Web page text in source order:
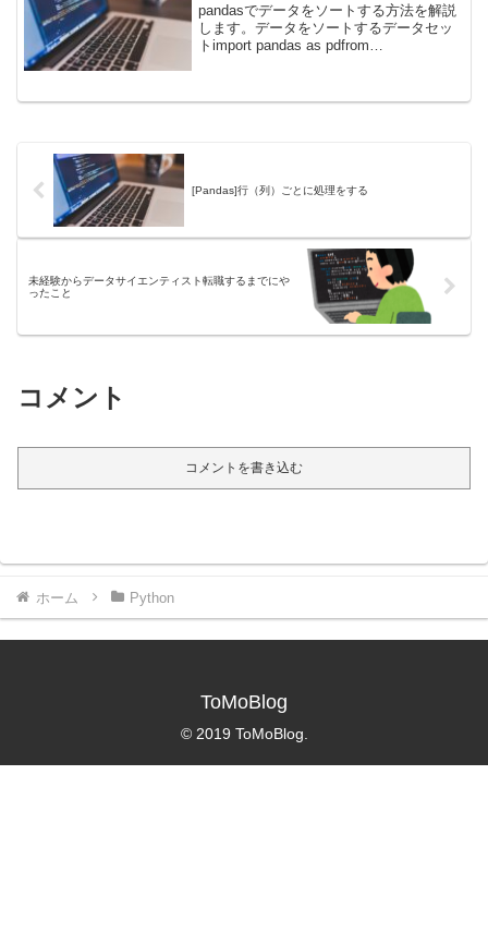
pandasでデータをソートする方法を解説
します。データをソートするデータセッ
トimport pandas as pdfrom
[Pandas]行（列）ごとに処理をする
未経験からデータサイエンティスト転職するまでにや
ったこと
コメント
コメントを書き込む
ホーム Python
ToMoBlog
© 2019 ToMoBlog.